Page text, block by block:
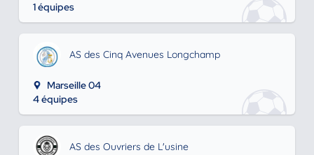
1 équipes
AS des Cinq Avenues Longchamp
Marseille 04
4 équipes
AS des Ouvriers de L'usine